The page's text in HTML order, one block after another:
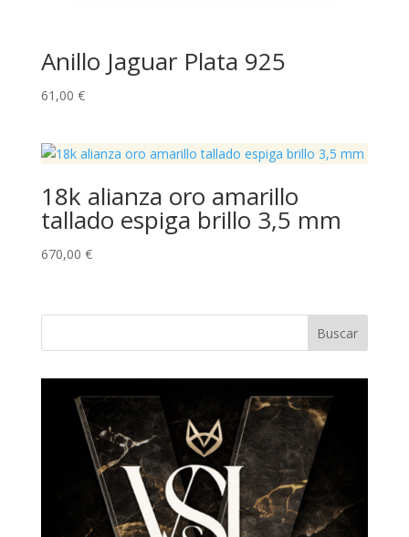
Anillo Jaguar Plata 925
61,00 €
18k alianza oro amarillo
tallado espiga brillo 3,5 mm
670,00 €
Buscar